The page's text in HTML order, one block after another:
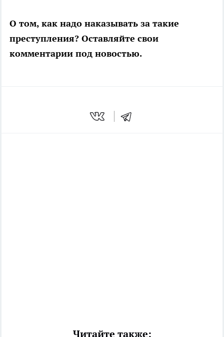
О том, как надо наказывать за такие
преступления? Оставляйте свои
комментарии под новостью.
Читайте также: